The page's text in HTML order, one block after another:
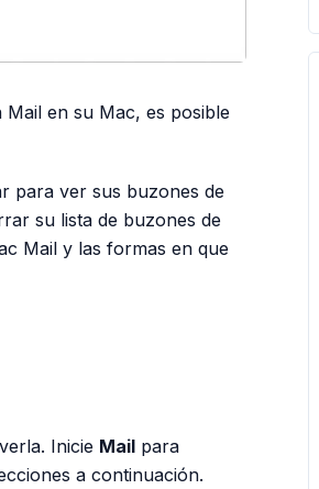
en su Mac, es posible
para ver sus buzones de
su lista de buzones de
Mail y las formas en que
Inicie Mail para
a continuación.